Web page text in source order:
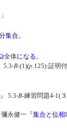
」
集合。
全体になる 。
5.3-B-(1)(p .125):証明
』 5.3-B-練習問題4-1(
永健一『集合と位相